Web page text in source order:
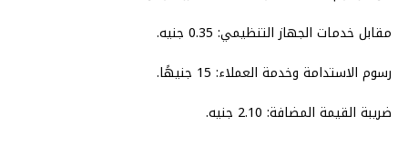
مقابل خدمات الجهاز التنظيمي: 0.35 جنيه.
رسوم الاستدامة وخدمة العملاء: 15 جنيهًا.
ضريبة القيمة المضافة: 2.10 جنيه.